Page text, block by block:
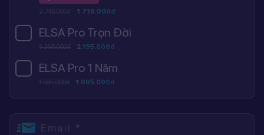
2.745.000đ 1.716.000đ
ELSA Pro Trọn Đời
3.395.000đ 2.195.000đ
ELSA Pro 1 Năm
1.595.000đ 1.095.000đ
Email *